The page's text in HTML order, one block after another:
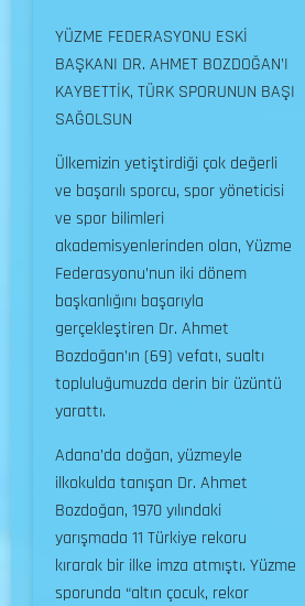
YÜZME FEDERASYONU ESKİ
BAŞKANI DR. AHMET BOZDOĞAN’I
KAYBETTİK, TÜRK SPORUNUN BAŞI
SAĞOLSUN
Ülkemizin yetiştirdiği çok değerli
ve başarılı sporcu, spor yöneticisi
ve spor bilimleri
akademisyenlerinden olan, Yüzme
Federasyonu’nun iki dönem
başkanlığını başarıyla
gerçekleştiren Dr. Ahmet
Bozdoğan’ın (69) vefatı, sualtı
topluluğumuzda derin bir üzüntü
yarattı.
Adana’da doğan, yüzmeyle
ilkokulda tanışan Dr. Ahmet
Bozdoğan, 1970 yılındaki
yarışmada 11 Türkiye rekoru
kırarak bir ilke imza atmıştı. Yüzme
sporunda “altın çocuk, rekor